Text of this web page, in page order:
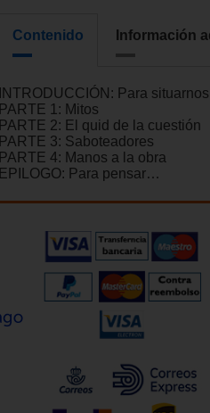
Contenido Información
INTRODUCCIÓN: Para situarnos
PARTE 1: Mitos
PARTE 2: El quid de la cuestión
PARTE 3: Saboteadores
PARTE 4: Manos a la obra
EPILOGO: Para pensar…